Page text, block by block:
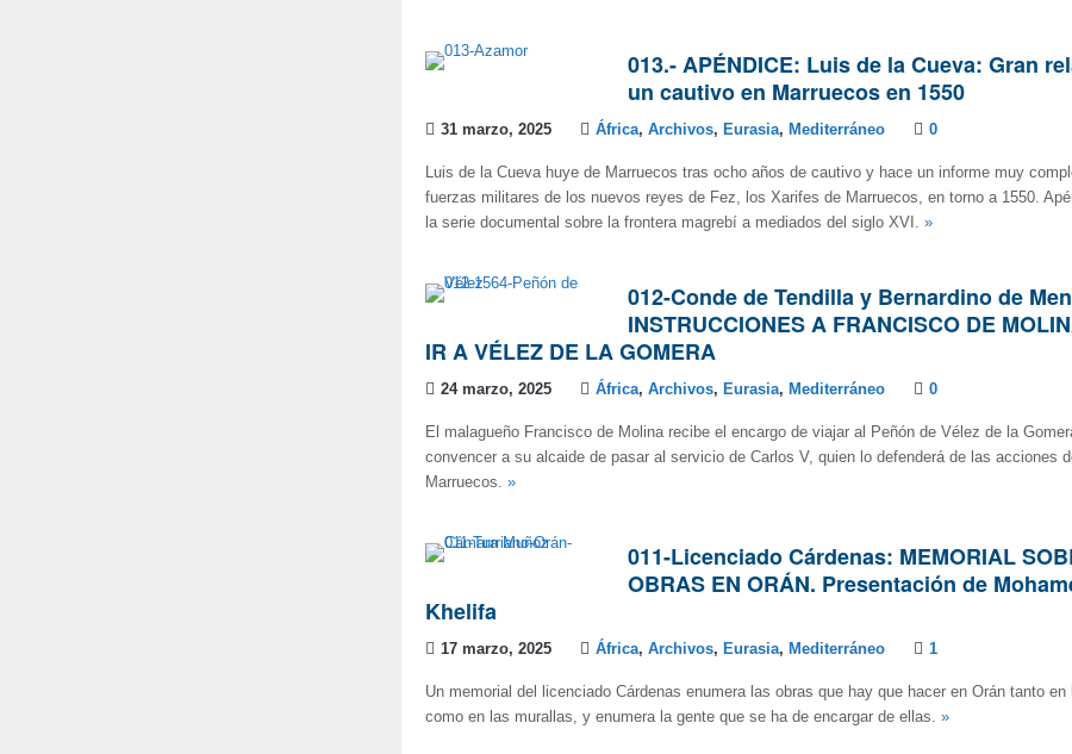
013.- APÉNDICE: Luis de la Cueva: Gran
un cautivo en Marruecos en 1550
31 marzo, 2025 África, Archivos, Eurasia, Mediterráneo 0
Luis de la Cueva huye de Marruecos tras ocho años de cautivo y hace un informe muy
fuerzas militares de los nuevos reyes de Fez, los Xarifes de Marruecos, en torno a 1550.
la serie documental sobre la frontera magrebí a mediados del siglo XVI. »
012-Conde de Tendilla y Bernardino de
INSTRUCCIONES A FRANCISCO DE
IR A VÉLEZ DE LA GOMERA
24 marzo, 2025 África, Archivos, Eurasia, Mediterráneo 0
El malagueño Francisco de Molina recibe el encargo de viajar al Peñón de Vélez de la
convencer a su alcaide de pasar al servicio de Carlos V, quien lo defenderá de las acciones
Marruecos. »
011-Licenciado Cárdenas: MEMORIAL
OBRAS EN ORÁN. Presentación de
Khelifa
17 marzo, 2025 África, Archivos, Eurasia, Mediterráneo 1
Un memorial del licenciado Cárdenas enumera las obras que hay que hacer en Orán tanto en
como en las murallas, y enumera la gente que se ha de encargar de ellas. »